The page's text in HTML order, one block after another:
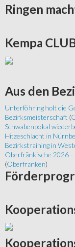
Ringen
Kempa
Aus den
Unterföhring holt die
Bezirksmeisterschaft (
Schwabenpokal
Hitzeschlacht in
Bezirkstraining in
Oberfränkische 2026
(Oberfranken)